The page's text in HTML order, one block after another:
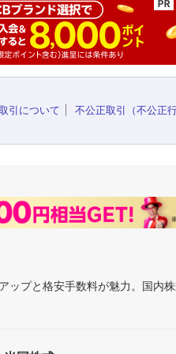
引について
不公正取引（不公正
プと格安手数料が魅力。国内